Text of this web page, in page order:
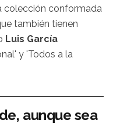
colección conformada
también tienen
Luis García
y 'Todos a la
aunque sea